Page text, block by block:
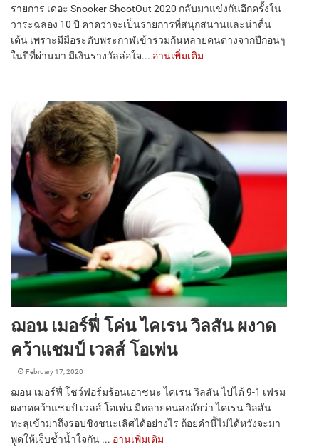
รายการ เดอะ Snooker ShootOut 2020 กลับมาแข่งกันอีกครั้งใน
วาระฉลอง 10 ปี คาดว่าจะเป็นรายการที่สนุกสนานและน่าตื่น
เต้น เพราะมีมือระดับพระกาฬเข้าร่วมกันหลายคนต่างจากปีก่อนๆ
ในปีที่ผ่านมา มีเงินรางวัลล่อใจ... อ่านเพิ่มเติม
ฌอน เมอร์ฟี่ โค่น ไคเรน วิลสัน ผงาด
คว้าแชมป์ เวลส์ โอเพ่น
February 17, 2020
ฌอน เมอร์ฟี่ โชว์ฟอร์มร้อนเอาชนะ ไคเรน วิลสัน ไปได้ 9-1 เฟรม
ผงาดคว้าแชมป์ เวลส์ โอเพ่น มีหลายคนสงสัยว่า ไคเรน วิลสัน
ทะลุเข้ามาถึงรอบชิงชนะเลิศได้อย่างไร ถ้อยคำนี้ไม่ได้หวังจะมา
พูดให้เจ็บช้ำน้ำใจกัน ... อ่านเพิ่มเติม